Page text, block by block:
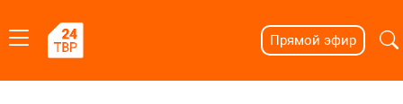
Прямой эфир